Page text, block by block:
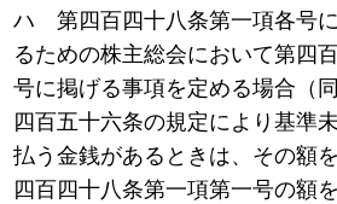
ハ 第四百四十八条第一項各号
るための株主総会において第四
号に掲げる事項を定める場合（
四百五十六条の規定により基準
払う金銭があるときは、その額
四百四十八条第一項第一号の額